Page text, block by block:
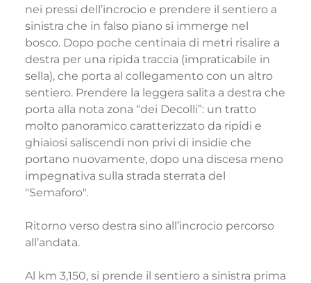
nei pressi dell’incrocio e prendere il sentiero a
sinistra che in falso piano si immerge nel
bosco. Dopo poche centinaia di metri risalire a
destra per una ripida traccia (impraticabile in
sella), che porta al collegamento con un altro
sentiero. Prendere la leggera salita a destra che
porta alla nota zona “dei Decolli”: un tratto
molto panoramico caratterizzato da ripidi e
ghiaiosi saliscendi non privi di insidie che
portano nuovamente, dopo una discesa meno
impegnativa sulla strada sterrata del
"Semaforo".
Ritorno verso destra sino all’incrocio percorso
all’andata.
Al km 3,150, si prende il sentiero a sinistra prima